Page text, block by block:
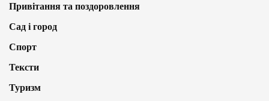
Привітання та поздоровлення
Сад і город
Спорт
Тексти
Туризм